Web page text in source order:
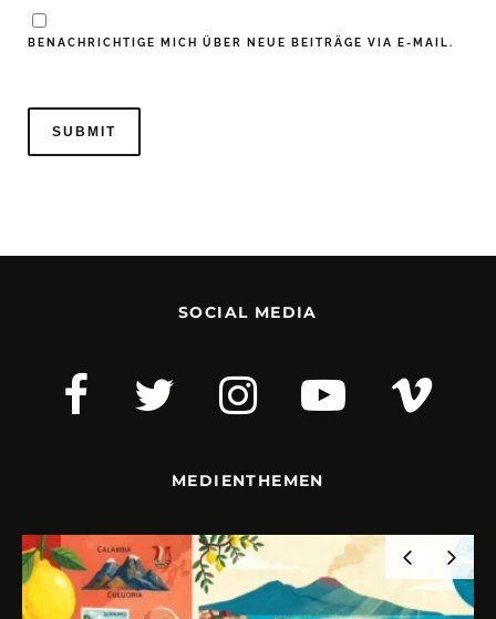
BENACHRICHTIGE MICH ÜBER NEUE BEITRÄGE VIA E-MAIL.
SOCIAL MEDIA
MEDIENTHEMEN